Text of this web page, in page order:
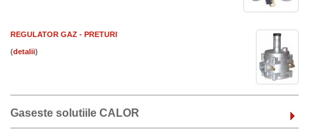
REGULATOR GAZ - PRETURI
( )
Gaseste solutiile CALOR